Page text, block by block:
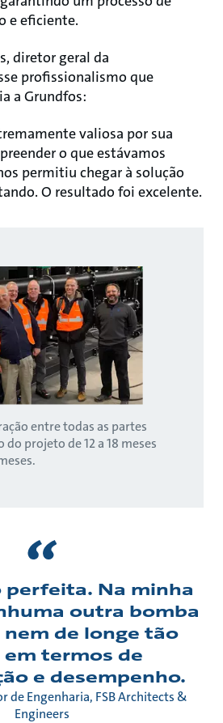
e eficiente.
diretor geral da
profissionalismo que
a Grundfos:
valiosa por sua
o que estávamos
permitiu chegar à solução
O resultado foi excelente.
entre todas as partes
do projeto de 12 a 18 meses
perfeita. Na minha
outra bomba
de longe tão
em termos de
e desempenho.
de Engenharia, FSB Architects &
Engineers